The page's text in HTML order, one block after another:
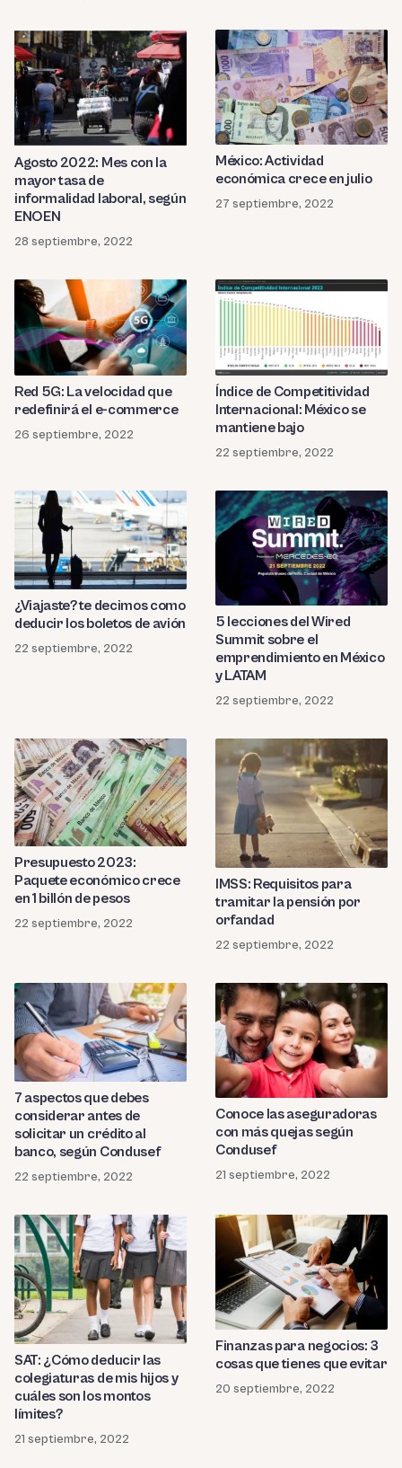
Agosto 2022: Mes con la
mayor tasa de
informalidad laboral, según
ENOEN
28 septiembre, 2022
México: Actividad
económica crece en julio
27 septiembre, 2022
Red 5G: La velocidad que
redefinirá el e-commerce
26 septiembre, 2022
Índice de Competitividad
Internacional: México se
mantiene bajo
22 septiembre, 2022
¿Viajaste? te decimos como
deducir los boletos de avión
22 septiembre, 2022
5 lecciones del Wired
Summit sobre el
emprendimiento en México
y LATAM
22 septiembre, 2022
Presupuesto 2023:
Paquete económico crece
en 1 billón de pesos
22 septiembre, 2022
IMSS: Requisitos para
tramitar la pensión por
orfandad
22 septiembre, 2022
7 aspectos que debes
considerar antes de
solicitar un crédito al
banco, según Condusef
22 septiembre, 2022
Conoce las aseguradoras
con más quejas según
Condusef
21 septiembre, 2022
SAT: ¿Cómo deducir las
colegiaturas de mis hijos y
cuáles son los montos
límites?
21 septiembre, 2022
Finanzas para negocios: 3
cosas que tienes que evitar
20 septiembre, 2022